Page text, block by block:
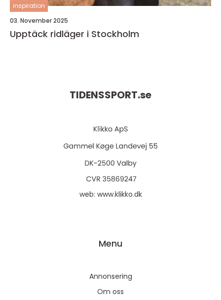
inspiration
03. November 2025
Upptäck ridläger i Stockholm
TIDENSSPORT.se
web: www.klikko.dk
Menu
Annonsering
Om oss